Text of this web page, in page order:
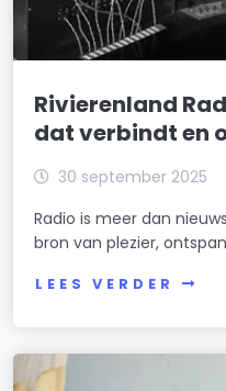
Rivierenland
dat verbindt en
30 september 2025
Radio is meer dan
bron van plezier,
LEES VERDER